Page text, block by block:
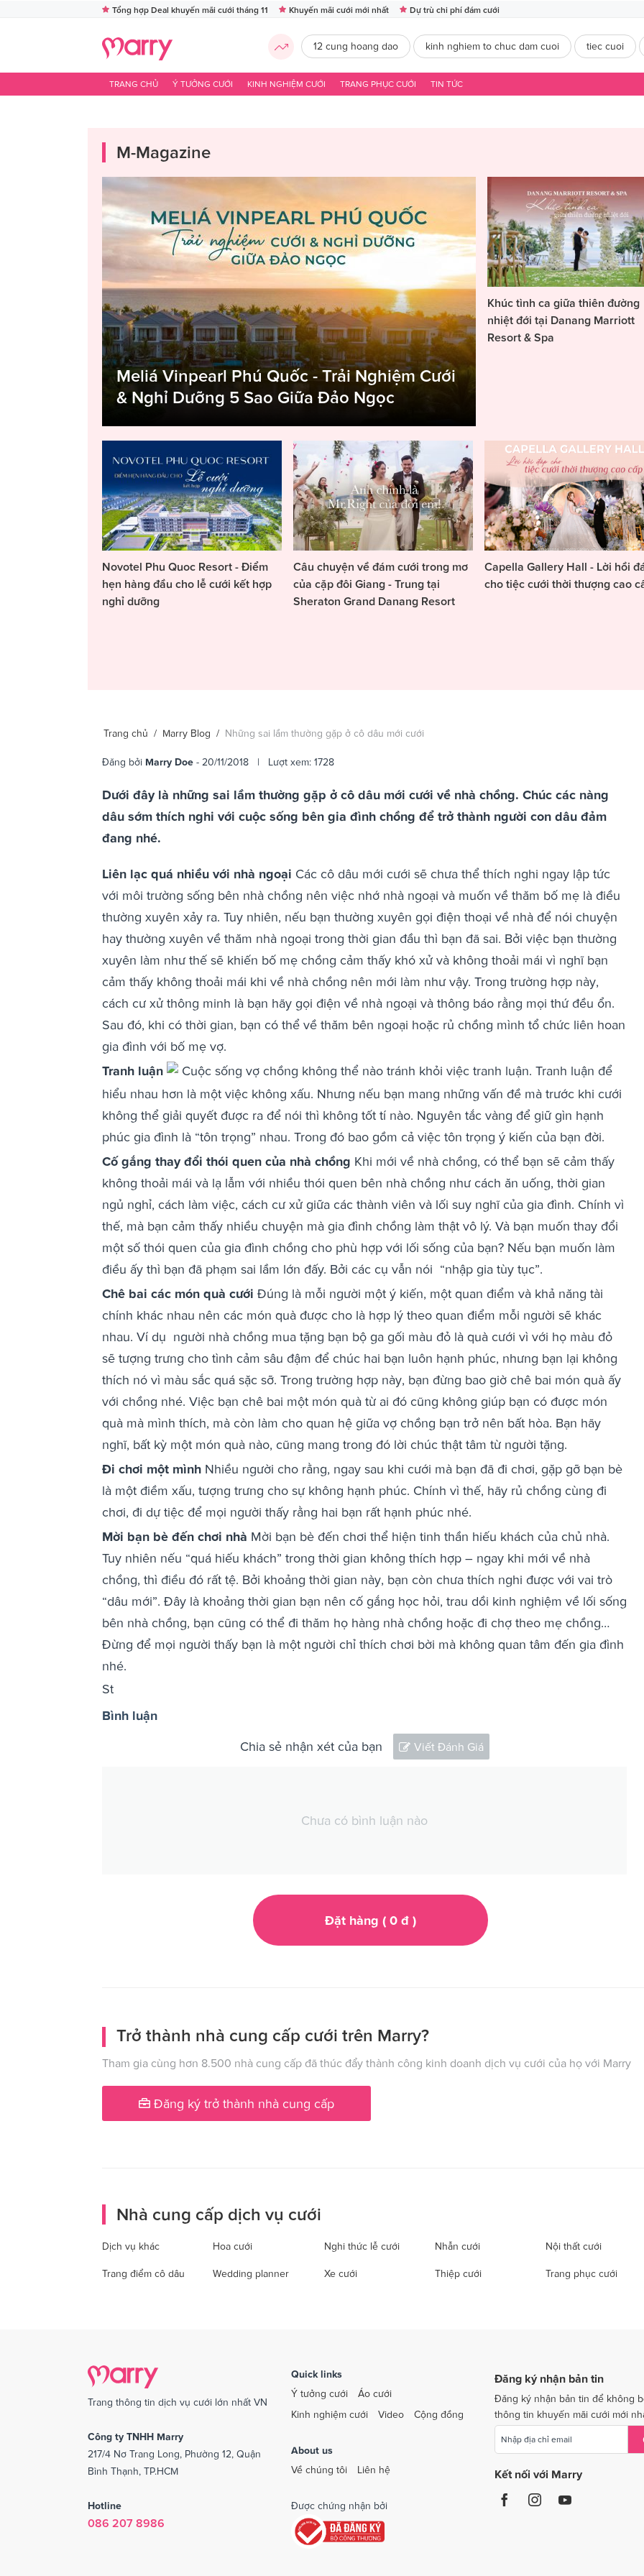
Tổng hợp Deal khuyến mãi cưới tháng 11 Khuyến mãi cưới mới nhất Dự trù chi phí đám cưới
12 cung hoang dao kinh nghiem to chuc dam cuoi tiec cuoi
TRANG CHỦ Ý TƯỞNG CƯỚI KINH NGHIỆM CƯỚI TRANG PHỤC CƯỚI TIN TỨC
M-Magazine
Meliá Vinpearl Phú Quốc - Trải Nghiệm Cưới
& Nghỉ Dưỡng 5 Sao Giữa Đảo Ngọc
Khúc tình ca giữa thiên đường
nhiệt đới tại Danang Marriott
Resort & Spa
Novotel Phu Quoc Resort - Điểm
hẹn hàng đầu cho lễ cưới kết hợp
nghỉ dưỡng
Câu chuyện về đám cưới trong mơ
của cặp đôi Giang - Trung tại
Sheraton Grand Danang Resort
Capella Gallery Hall - Lời hồi
cho tiệc cưới thời thượng cao
Trang chủ / Marry Blog / Những sai lầm thường gặp ở cô dâu mới cưới
Đăng bởi Marry Doe - 20/11/2018 | Lượt xem: 1728
Dưới đây là những sai lầm thường gặp ở cô dâu mới cưới về nhà chồng. Chúc các nàng
dâu sớm thích nghi với cuộc sống bên gia đình chồng để trở thành người con dâu đảm
đang nhé.
Liên lạc quá nhiều với nhà ngoại Các cô dâu mới cưới sẽ chưa thể thích nghi ngay lập tức
với môi trường sống bên nhà chồng nên việc nhớ nhà ngoại và muốn về thăm bố mẹ là điều
thường xuyên xảy ra. Tuy nhiên, nếu bạn thường xuyên gọi điện thoại về nhà để nói chuyện
hay thường xuyên về thăm nhà ngoại trong thời gian đầu thì bạn đã sai. Bởi việc bạn thường
xuyên làm như thế sẽ khiến bố mẹ chồng cảm thấy khó xử và không thoải mái vì nghĩ bạn
cảm thấy không thoải mái khi về nhà chồng nên mới làm như vậy. Trong trường hợp này,
cách cư xử thông minh là bạn hãy gọi điện về nhà ngoại và thông báo rằng mọi thứ đều ổn.
Sau đó, khi có thời gian, bạn có thể về thăm bên ngoại hoặc rủ chồng mình tổ chức liên hoan
gia đình với bố mẹ vợ.
Tranh luận
Cuộc sống vợ chồng không thể nào tránh khỏi việc tranh luận. Tranh luận để
hiểu nhau hơn là một việc không xấu. Nhưng nếu bạn mang những vấn đề mà trước khi cưới
không thể giải quyết được ra để nói thì không tốt tí nào. Nguyên tắc vàng để giữ gìn hạnh
phúc gia đình là “tôn trọng” nhau. Trong đó bao gồm cả việc tôn trọng ý kiến của bạn đời.
Cố gắng thay đổi thói quen của nhà chồng Khi mới về nhà chồng, có thể bạn sẽ cảm thấy
không thoải mái và lạ lẫm với nhiều thói quen bên nhà chồng như cách ăn uống, thời gian
ngủ nghỉ, cách làm việc, cách cư xử giữa các thành viên và lối suy nghĩ của gia đình. Chính vì
thế, mà bạn cảm thấy nhiều chuyện mà gia đình chồng làm thật vô lý. Và bạn muốn thay đổi
một số thói quen của gia đình chồng cho phù hợp với lối sống của bạn? Nếu bạn muốn làm
điều ấy thì bạn đã phạm sai lầm lớn đấy. Bởi các cụ vẫn nói “nhập gia tùy tục”.
Chê bai các món quà cưới Đúng là mỗi người một ý kiến, một quan điểm và khả năng tài
chính khác nhau nên các món quà được cho là hợp lý theo quan điểm mỗi người sẽ khác
nhau. Ví dụ người nhà chồng mua tặng bạn bộ ga gối màu đỏ là quà cưới vì với họ màu đỏ
sẽ tượng trưng cho tình cảm sâu đậm để chúc hai bạn luôn hạnh phúc, nhưng bạn lại không
thích nó vì màu sắc quá sặc sỡ. Trong trường hợp này, bạn đừng bao giờ chê bai món quà ấy
với chồng nhé. Việc bạn chê bai một món quà từ ai đó cũng không giúp bạn có được món
quà mà mình thích, mà còn làm cho quan hệ giữa vợ chồng bạn trở nên bất hòa. Bạn hãy
nghĩ, bất kỳ một món quà nào, cũng mang trong đó lời chúc thật tâm từ người tặng.
Đi chơi một mình Nhiều người cho rằng, ngay sau khi cưới mà bạn đã đi chơi, gặp gỡ bạn bè
là một điềm xấu, tượng trưng cho sự không hạnh phúc. Chính vì thế, hãy rủ chồng cùng đi
chơi, đi dự tiệc để mọi người thấy rằng hai bạn rất hạnh phúc nhé.
Mời bạn bè đến chơi nhà Mời bạn bè đến chơi thể hiện tinh thần hiếu khách của chủ nhà.
Tuy nhiên nếu “quá hiếu khách” trong thời gian không thích hợp – ngay khi mới về nhà
chồng, thì điều đó rất tệ. Bởi khoảng thời gian này, bạn còn chưa thích nghi được với vai trò
“dâu mới”. Đây là khoảng thời gian bạn nên cố gắng học hỏi, trau dồi kinh nghiệm về lối sống
bên nhà chồng, bạn cũng có thể đi thăm họ hàng nhà chồng hoặc đi chợ theo mẹ chồng…
Đừng để mọi người thấy bạn là một người chỉ thích chơi bời mà không quan tâm đến gia đình
nhé.
St
Bình luận
Chia sẻ nhận xét của bạn Viết Đánh Giá
Chưa có bình luận nào
Đặt hàng ( 0đ )
Trở thành nhà cung cấp cưới trên Marry?
Tham gia cùng hơn 8.500 nhà cung cấp đã thúc đẩy thành công kinh doanh dịch vụ cưới của họ với Marry
Đăng ký trở thành nhà cung cấp
Nhà cung cấp dịch vụ cưới
Dịch vụ khác Hoa cưới Nghi thức lễ cưới Nhẫn cưới Nội thất cưới
Trang điểm cô dâu Wedding planner Xe cưới Thiệp cưới Trang phục cưới
Trang thông tin dịch vụ cưới lớn nhất VN
Công ty TNHH Marry
217/4 Nơ Trang Long, Phường 12, Quận
Bình Thạnh, TP.HCM
Hotline
086 207 8986
Quick links
Ý tưởng cưới
Áo cưới
Kinh nghiệm cưới
Video Cộng đồng
About us
Về chúng tôi
Liên hệ
Được chứng nhận bởi
Đăng ký nhận bản tin
Đăng ký nhận bản tin để không
thông tin khuyến mãi cưới mới
Kết nối với Marry